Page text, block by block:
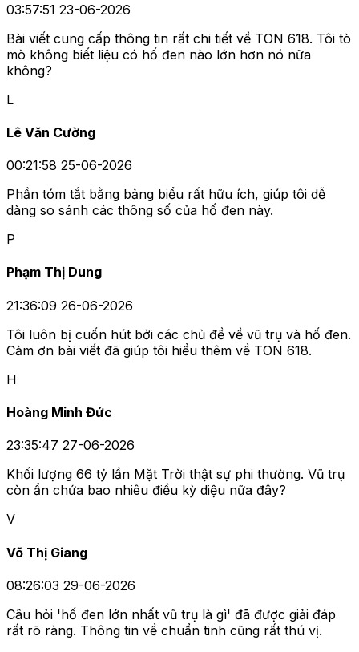
03:57:51 23-06-2026
Bài viết cung cấp thông tin rất chi tiết về TON 618. Tôi tò
mò không biết liệu có hố đen nào lớn hơn nó nữa
không?
L
Lê Văn Cường
00:21:58 25-06-2026
Phần tóm tắt bằng bảng biểu rất hữu ích, giúp tôi dễ
dàng so sánh các thông số của hố đen này.
P
Phạm Thị Dung
21:36:09 26-06-2026
Tôi luôn bị cuốn hút bởi các chủ đề về vũ trụ và hố đen.
Cảm ơn bài viết đã giúp tôi hiểu thêm về TON 618.
H
Hoàng Minh Đức
23:35:47 27-06-2026
Khối lượng 66 tỷ lần Mặt Trời thật sự phi thường. Vũ trụ
còn ẩn chứa bao nhiêu điều kỳ diệu nữa đây?
V
Võ Thị Giang
08:26:03 29-06-2026
Câu hỏi 'hố đen lớn nhất vũ trụ là gì' đã được giải đáp
rất rõ ràng. Thông tin về chuẩn tinh cũng rất thú vị.